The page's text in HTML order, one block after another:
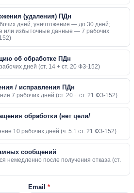
(удаления) ПДн
дней, уничтожение — до 30 дней;
или избыточные данные — 7 рабочих
об обработке ПДн
дней (ст. 14 + ст. 20 ФЗ-152)
/ исправления ПДн
7 рабочих дней (ст. 20 + ст. 21 ФЗ-152)
обработки (нет цели/
10 рабочих дней (ч. 5.1 ст. 21 ФЗ-152)
сообщений
немедленно после получения отказа (ст.
Email *